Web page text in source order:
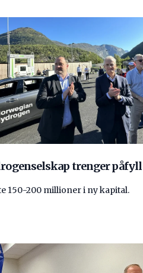
trenger påfyll
150-200 millioner i ny kapital.